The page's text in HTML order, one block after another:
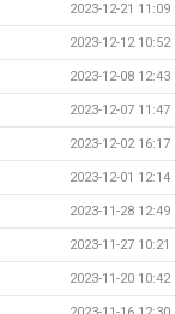
2023-12-21 11:09
2023-12-12 10:52
2023-12-08 12:43
2023-12-07 11:47
2023-12-02 16:17
2023-12-01 12:14
2023-11-28 12:49
2023-11-27 10:21
2023-11-20 10:42